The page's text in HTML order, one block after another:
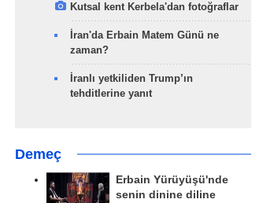
Kutsal kent Kerbela'dan fotoğraflar
İran'da Erbain Matem Günü ne
zaman?
İranlı yetkiliden Trump’ın
tehditlerine yanıt
Demeç
Erbain Yürüyüşü'nde
senin dinine diline